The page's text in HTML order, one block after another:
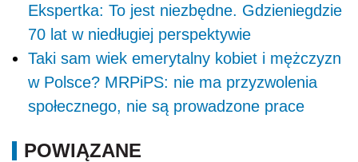
Ekspertka: To jest niezbędne. Gdzieniegdzie
70 lat w niedługiej perspektywie
Taki sam wiek emerytalny kobiet i mężczyzn
w Polsce? MRPiPS: nie ma przyzwolenia
społecznego, nie są prowadzone prace
POWIĄZANE